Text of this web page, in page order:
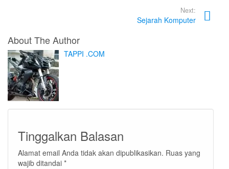
Next:
Sejarah Komputer
About The Author
TAPPI .COM
Tinggalkan Balasan
Alamat email Anda tidak akan dipublikasikan. Ruas yang
wajib ditandai *